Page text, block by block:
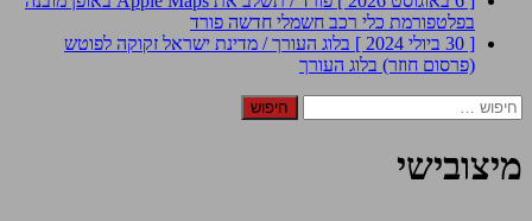
בפלטפורמת כלי רכב חשמלי חדשה פורד
[ 30 ביולי 2024 ]
בלוג העורך / מדינת ישראל זקוקה לפוטש
(פרסום חוזר) בלוג העורך
חיפוש:
מיצובישי